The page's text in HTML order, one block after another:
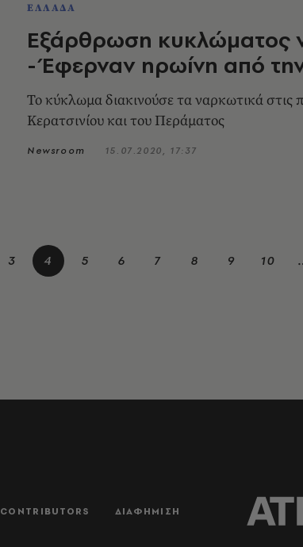
ΕΛΛΑΔΑ
Εξάρθρωση κυκλώματος
- Έφερναν ηρωίνη από
Το κύκλωμα διακινούσε τα ναρκωτικά στις
Κερατσινίου και του Περάματος
Newsroom 15.07.2020, 17:37
3 4 5 6 7 8 9 10
CONTRIBUTORS ΔΙΑΦΗΜΙΣΗ